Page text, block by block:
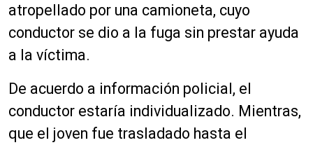
atropellado por una camioneta, cuyo
conductor se dio a la fuga sin prestar ayuda
a la víctima.
De acuerdo a información policial, el
conductor estaría individualizado. Mientras,
que el joven fue trasladado hasta el